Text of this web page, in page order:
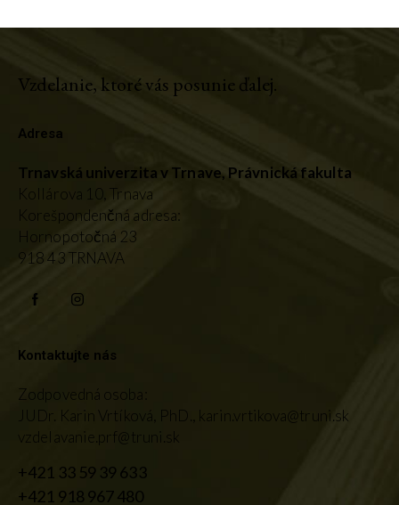
Vzdelanie, ktoré vás posunie ďalej.
Adresa
Trnavská univerzita v Trnave, Právnická fakulta
Kollárova 10, Trnava
Korešpondenčná adresa:
Hornopotočná 23
918 43 TRNAVA
Kontaktujte nás
Zodpovedná osoba:
JUDr. Karin Vrtíková, PhD., karin.vrtikova@truni.sk
vzdelavanie.prf@truni.sk
+421 33 59 39 633
+421 918 967 480